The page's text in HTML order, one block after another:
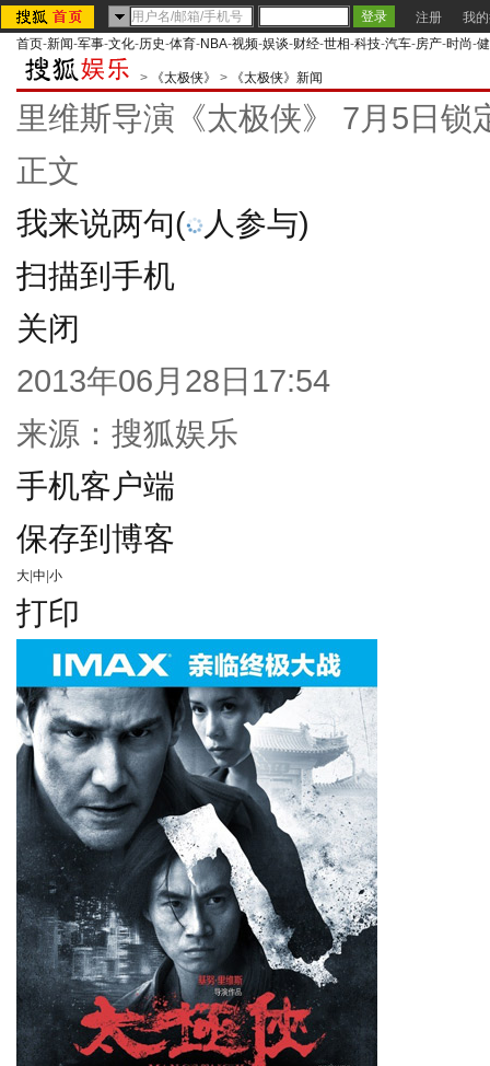
注册
我
首页-新闻-军事-文化-历史-体育-NBA-视频-娱谈-财经-世相-科技-汽车-房产-时尚-
> 《太极侠》 > 《太极侠》新闻
里维斯导演《太极侠》 7月5日锁
正文
我来说两句(
人参与)
扫描到手机
关闭
2013年06月28日17:54
来源： 搜狐娱乐
手机客户端
保存到博客
大 中 小
打印